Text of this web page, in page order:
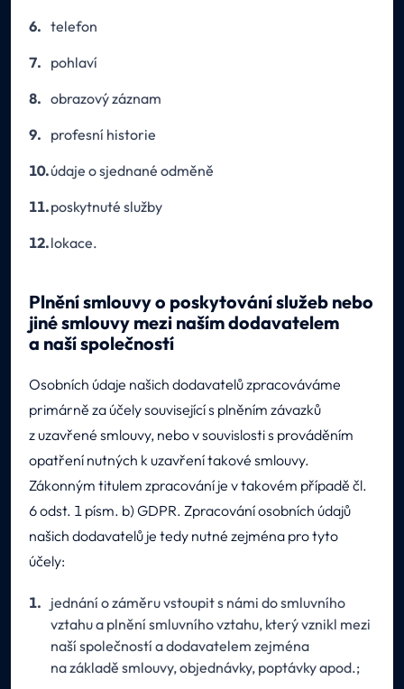
telefon
pohlaví
obrazový záznam
profesní historie
údaje o sjednané odměně
poskytnuté služby
lokace.
Plnění smlouvy o poskytování služeb nebo
jiné smlouvy mezi naším dodavatelem
a naší společností
Osobních údaje našich dodavatelů zpracováváme
primárně za účely související s plněním závazků
z uzavřené smlouvy, nebo v souvislosti s prováděním
opatření nutných k uzavření takové smlouvy.
Zákonným titulem zpracování je v takovém případě čl.
6 odst. 1 písm. b) GDPR. Zpracování osobních údajů
našich dodavatelů je tedy nutné zejména pro tyto
účely:
jednání o záměru vstoupit s námi do smluvního
vztahu a plnění smluvního vztahu, který vznikl mezi
naší společností a dodavatelem zejména
na základě smlouvy, objednávky, poptávky apod.;